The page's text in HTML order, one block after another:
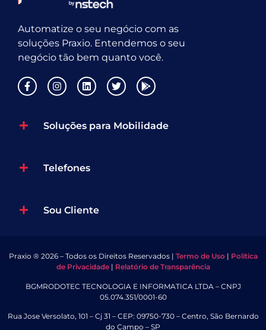
Automatize o seu negócio com as
soluções Praxio. Entendemos o seu
negócio tão bem quanto você.
Soluções para Mobilidade
Telefones
Sou Cliente
Praxio ® 2026 – Todos os Direitos Reservados | Termo de Uso| Política
de Privacidade| Relatório de Transparência
BGMRODOTEC TECNOLOGIA E INFORMATICA LTDA – CNPJ
05.074.351/0001-60
Rua Jose Versolato, 101 – Cj 31 – CEP: 09750-730 – Centro, São Bernardo
do Campo – SP